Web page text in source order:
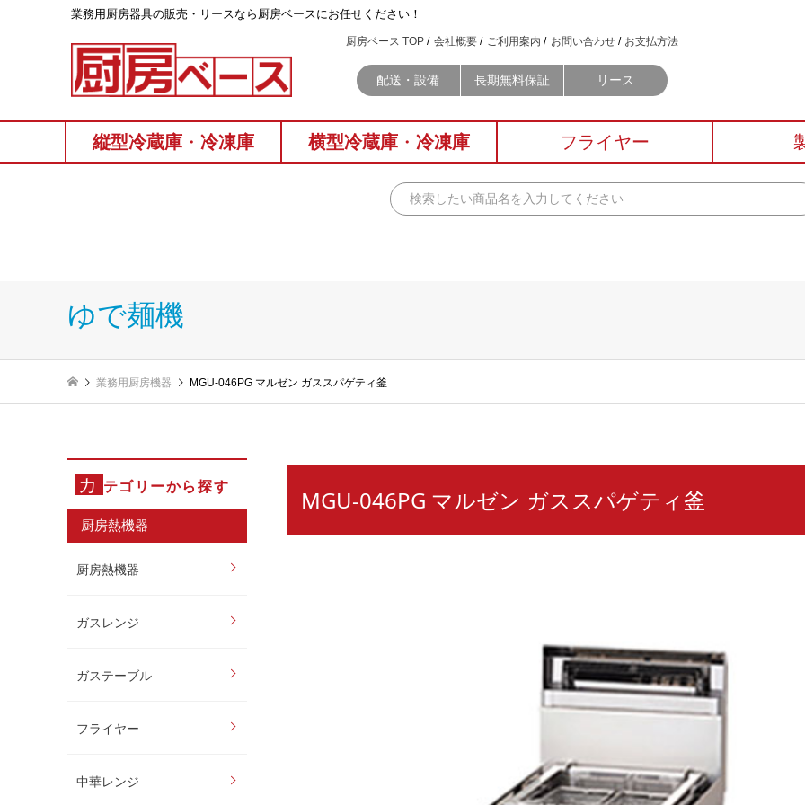
業務⽤厨房器具の販売・リースなら厨房ベースにお任せください！
厨房ベース TOP 会社概要 ご利用案内 お問い合わせ お支払方法
配送・設備 長期無料保証 リース
縦型冷蔵庫 ・ 冷凍庫 横型冷蔵庫 ・ 冷凍庫 フライヤー
ゆで麺機
業務用厨房機器 MGU-046PG マルゼン ガススパゲティ釜
カ テゴリーから探す
厨房熱機器
厨房熱機器
ガスレンジ
ガステーブル
フライヤー
中華レンジ
MGU-046PG マルゼン ガススパゲティ釜